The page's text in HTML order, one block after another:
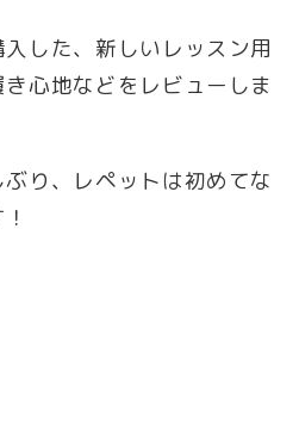
した、新しいレッスン用
心地などをレビューしま
り、レペットは初めてな